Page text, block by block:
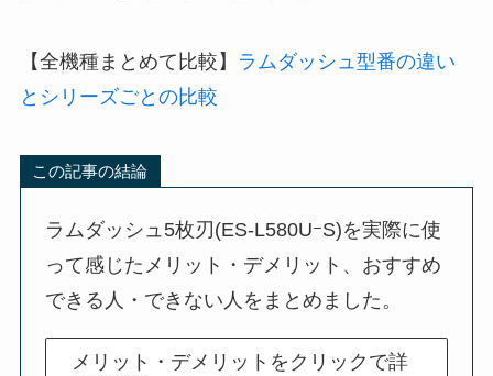
【全機種まとめて比較】
ラムダッシュ型番の違い
とシリーズごとの比較
この記事の結論
ラムダッシュ5枚刃(ES-L580UｰS)を実際に使
って感じたメリット・デメリット、おすすめ
できる人・できない人をまとめました。
メリット・デメリットをクリックで詳